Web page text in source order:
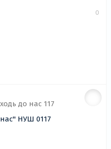
0
нас" НУШ 0117